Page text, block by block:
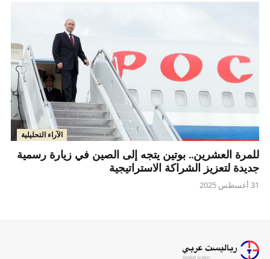
الآراء التحليلية
للمرة العشرين.. بوتين يتجه إلى الصين في زيارة رسمية
جديدة لتعزيز الشراكة الاستراتيجية
31 أغسطس 2025